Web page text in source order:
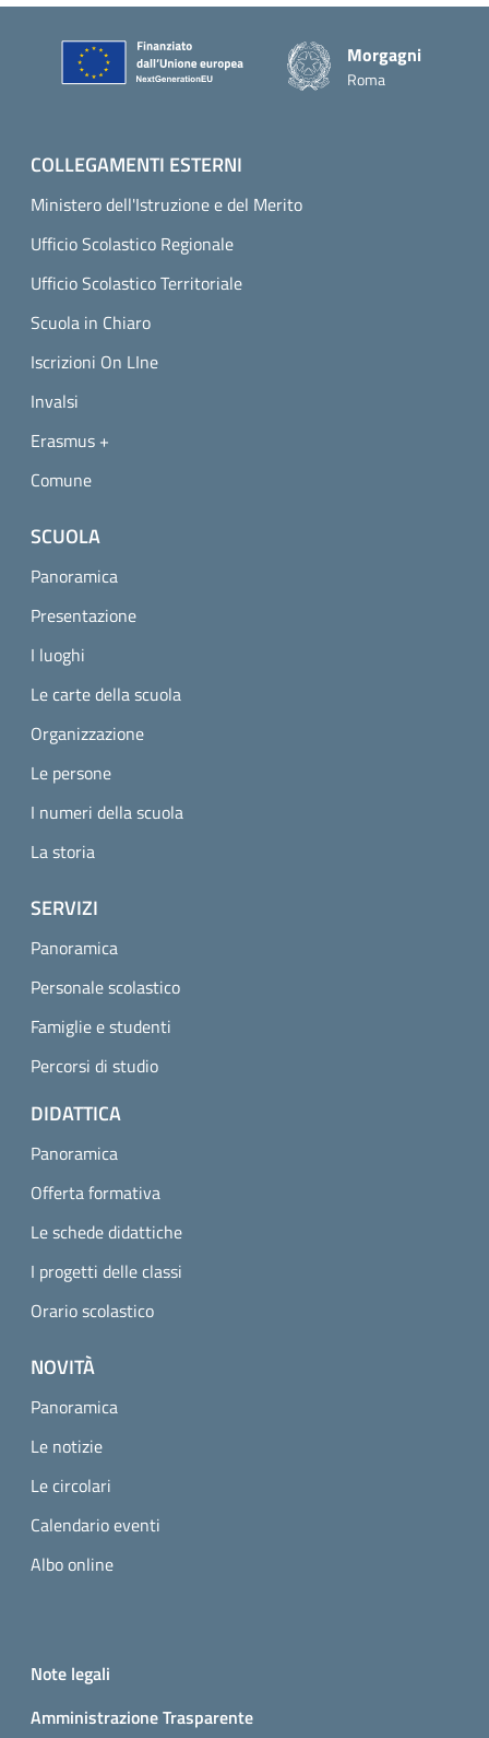
Piè di pagina
Morgagni
Roma
COLLEGAMENTI ESTERNI
Ministero dell'Istruzione e del Merito
Ufficio Scolastico Regionale
Ufficio Scolastico Territoriale
Scuola in Chiaro
Iscrizioni On LIne
Invalsi
Erasmus +
Comune
SCUOLA
Panoramica
Presentazione
I luoghi
Le carte della scuola
Organizzazione
Le persone
I numeri della scuola
La storia
SERVIZI
Panoramica
Personale scolastico
Famiglie e studenti
Percorsi di studio
DIDATTICA
Panoramica
Offerta formativa
Le schede didattiche
I progetti delle classi
Orario scolastico
NOVITÀ
Panoramica
Le notizie
Le circolari
Calendario eventi
Albo online
Small prints
Note legali
Amministrazione Trasparente